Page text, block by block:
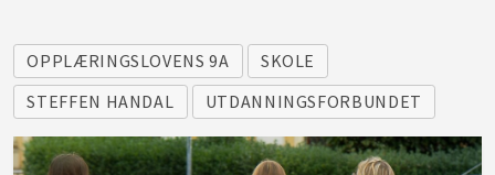
OPPLÆRINGSLOVENS 9A
SKOLE
STEFFEN HANDAL
UTDANNINGSFORBUNDET